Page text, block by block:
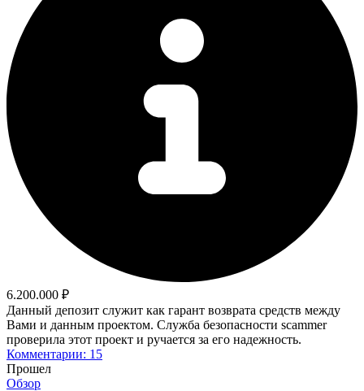
6.200.000 ₽
Данный депозит служит как гарант возврата средств между
Вами и данным проектом. Служба безопасности scammer
проверила этот проект и ручается за его надежность.
Комментарии: 15
Прошел
Обзор